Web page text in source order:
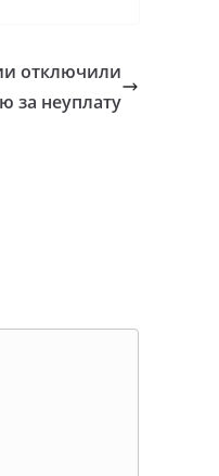
отключили
за неуплату